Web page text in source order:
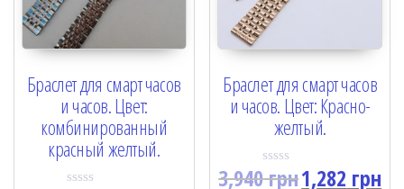
Браслет для смарт часов
и часов. Цвет:
комбинированный
красный желтый.
Браслет для смарт часов
и часов. Цвет: Красно-
желтый.
R
3,940грн1,282 грн